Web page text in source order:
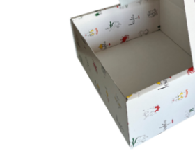
AJOUTER AU PANIER
DÉTAILS